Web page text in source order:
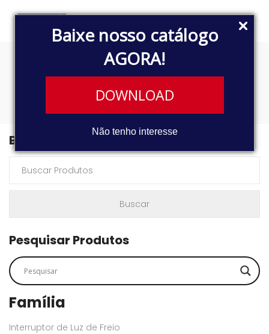
Baixe nosso catálogo
AGORA!
DOWNLOAD
Não tenho interesse
9522
Buscar Produtos
Pesquisar Produtos
Família
Interruptor de Luz de Freio